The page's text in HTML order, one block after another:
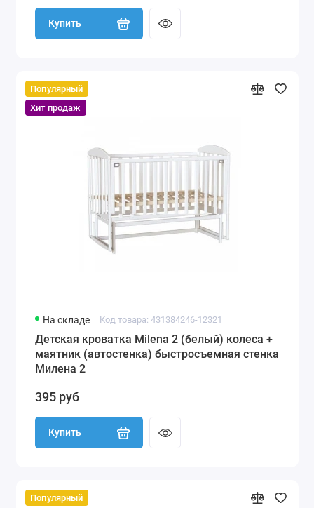
Купить
Популярный
Хит продаж
На складе Код товара: 431384246-12321
Детская кроватка Milena 2 (белый) колеса +
маятник (автостенка) быстросъемная стенка
Милена 2
395 руб
Купить
Популярный